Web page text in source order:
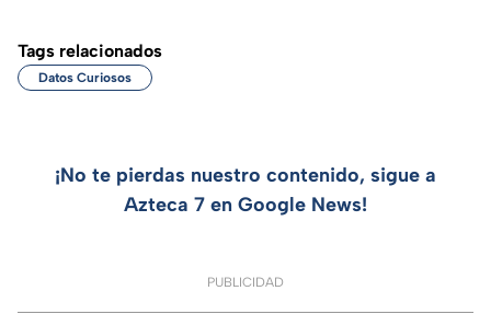
Tags relacionados
Datos Curiosos
¡No te pierdas nuestro contenido, sigue a
Azteca 7 en Google News!
PUBLICIDAD